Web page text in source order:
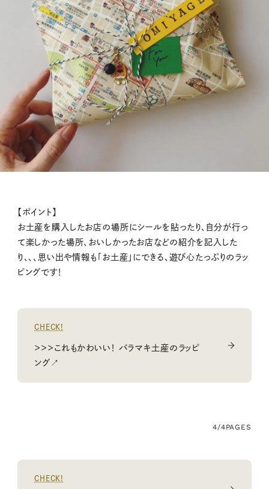
【ポイント】
お土産を購入したお店の場所にシールを貼ったり、自分が行っ
て楽しかった場所、おいしかったお店などの紹介を記入した
り、、、思い出や情報も「お土産」にできる、遊び心たっぷりのラッ
ピングです！
CHECK!
＞＞＞これもかわいい！ バラマキ土産のラッピ
ング↗
4/4PAGES
CHECK!